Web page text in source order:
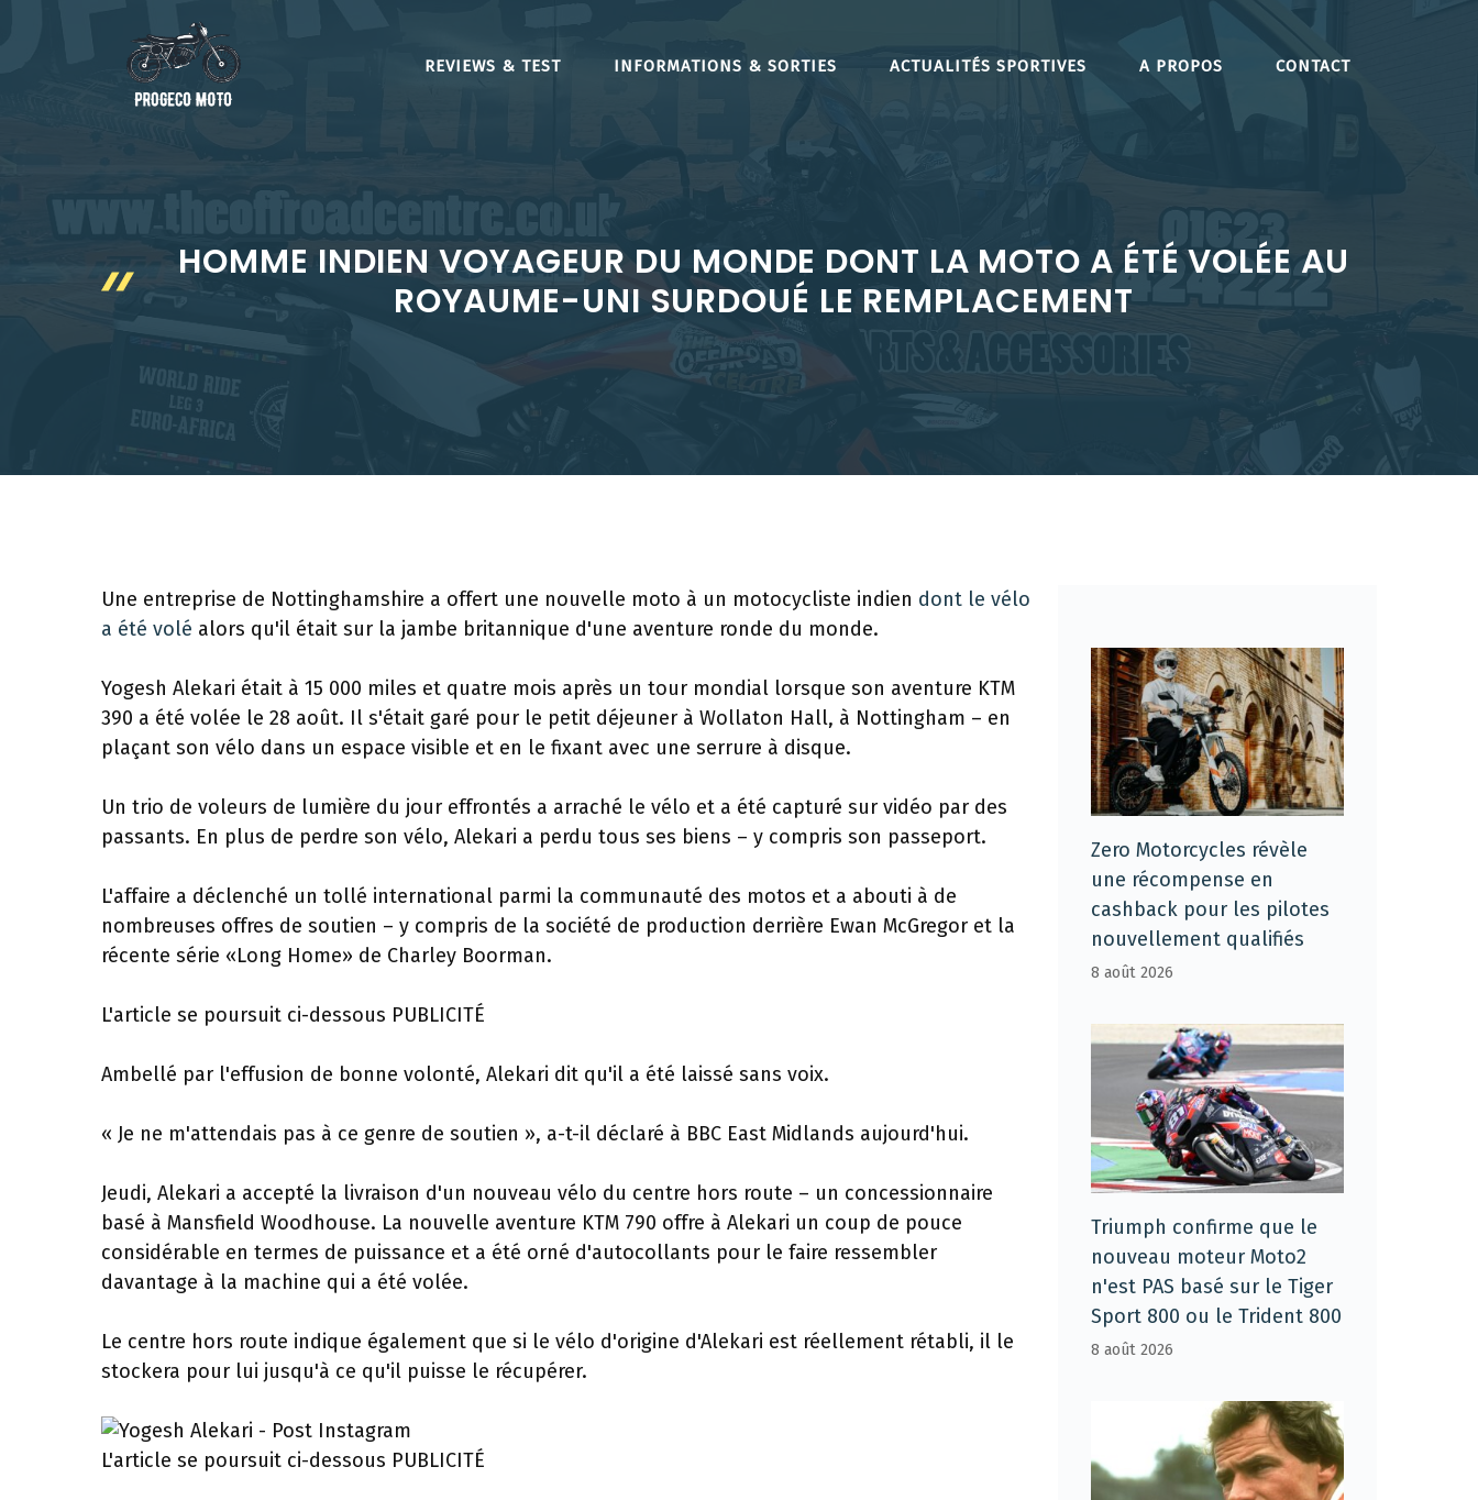
REVIEWS & TEST INFORMATIONS & SORTIES ACTUALITÉS SPORTIVES A PROPOS CONTACT
HOMME INDIEN VOYAGEUR DU MONDE DONT LA MOTO A ÉTÉ VOLÉE AU
ROYAUME-UNI SURDOUÉ LE REMPLACEMENT
Une entreprise de Nottinghamshire a offert une nouvelle moto à un motocycliste indien dont le vélo
a été volé alors qu'il était sur la jambe britannique d'une aventure ronde du monde.
Yogesh Alekari était à 15 000 miles et quatre mois après un tour mondial lorsque son aventure KTM
390 a été volée le 28 août. Il s'était garé pour le petit déjeuner à Wollaton Hall, à Nottingham – en
plaçant son vélo dans un espace visible et en le fixant avec une serrure à disque.
Un trio de voleurs de lumière du jour effrontés a arraché le vélo et a été capturé sur vidéo par des
passants. En plus de perdre son vélo, Alekari a perdu tous ses biens – y compris son passeport.
L'affaire a déclenché un tollé international parmi la communauté des motos et a abouti à de
nombreuses offres de soutien – y compris de la société de production derrière Ewan McGregor et la
récente série «Long Home» de Charley Boorman.
L'article se poursuit ci-dessous PUBLICITÉ
Ambellé par l'effusion de bonne volonté, Alekari dit qu'il a été laissé sans voix.
« Je ne m'attendais pas à ce genre de soutien », a-t-il déclaré à BBC East Midlands aujourd'hui.
Jeudi, Alekari a accepté la livraison d'un nouveau vélo du centre hors route – un concessionnaire
basé à Mansfield Woodhouse. La nouvelle aventure KTM 790 offre à Alekari un coup de pouce
considérable en termes de puissance et a été orné d'autocollants pour le faire ressembler
davantage à la machine qui a été volée.
Le centre hors route indique également que si le vélo d'origine d'Alekari est réellement rétabli, il le
stockera pour lui jusqu'à ce qu'il puisse le récupérer.
L'article se poursuit ci-dessous PUBLICITÉ
Zero Motorcycles révèle
une récompense en
cashback pour les pilotes
nouvellement qualifiés
8 août 2026
Triumph confirme que le
nouveau moteur Moto2
n'est PAS basé sur le Tiger
Sport 800 ou le Trident 800
8 août 2026